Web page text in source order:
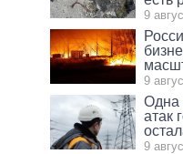
9
9
Одна
атак
9